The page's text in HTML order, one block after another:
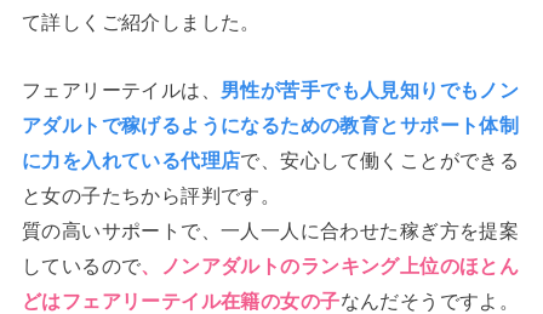
て詳しくご紹介しました。
フェアリーテイルは、 男性が苦手でも人見知りでもノン
アダルトで稼げるようになるための教育とサポート体制
に力を入れている代理店で、安心して働くことができる
と女の子たちから評判です。
質の高いサポートで、一人一人に合わせた稼ぎ方を提案
しているので、ノンアダルトのランキング上位のほとん
どはフェアリーテイル在籍の女の子なんだそうですよ。